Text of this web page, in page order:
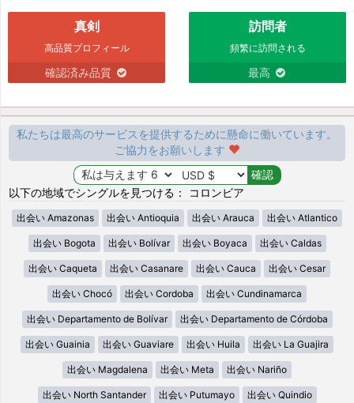
真剣
高品質プロフィール
確認済み品質
訪問者
頻繁に訪問される
最高
私たちは最高のサービスを提供するために懸命に働いています。
ご協力をお願いします
以下の地域でシングルを見つける： コロンビア
出会い Amazonas 出会い Antioquia 出会い Arauca 出会い Atlantico
出会い Bogota 出会い Bolívar 出会い Boyaca 出会い Caldas
出会い Caqueta 出会い Casanare 出会い Cauca 出会い Cesar
出会い Chocó 出会い Cordoba 出会い Cundinamarca
出会い Departamento de Bolívar 出会い Departamento de Córdoba
出会い Guainia 出会い Guaviare 出会い Huila 出会い La Guajira
出会い Magdalena 出会い Meta 出会い Nariño
出会い North Santander 出会い Putumayo 出会い Quindio